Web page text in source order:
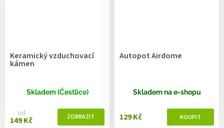
Keramický vzduchovací
kámen
Skladem (Čestlice)
od
149 Kč
Autopot Airdome
Skladem na e-shopu
129 Kč